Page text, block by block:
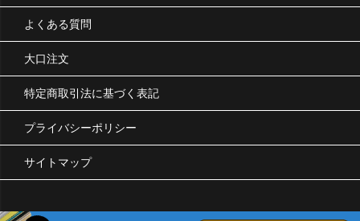
よくある質問
大口注文
特定商取引法に基づく表記
プライバシーポリシー
サイトマップ